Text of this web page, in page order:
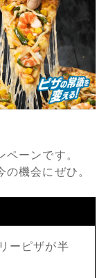
ーンです。
機会にぜひ。
ーピザが半